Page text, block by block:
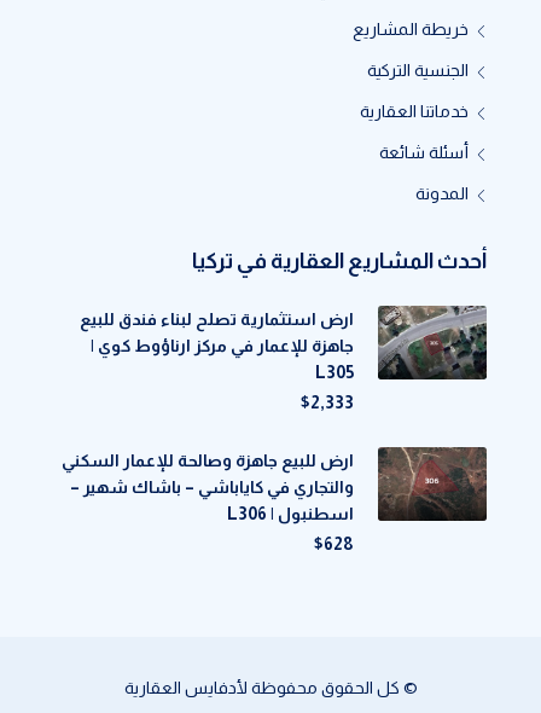
خريطة المشاريع
الجنسية التركية
خدماتنا العقارية
أسئلة شائعة
المدونة
أحدث المشاريع العقارية في تركيا
ارض استثمارية تصلح لبناء فندق للبيع
جاهزة للإعمار في مركز ارناؤوط كوي |
L305
$2,333
ارض للبيع جاهزة وصالحة للإعمار السكني
والتجاري في كاياباشي – باشاك شهير –
اسطنبول | L306
$628
© كل الحقوق محفوظة لأدفايس العقارية